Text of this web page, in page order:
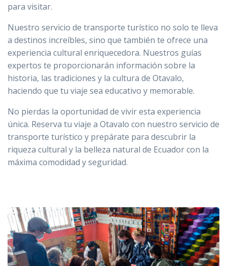
para visitar.
Nuestro servicio de transporte turístico no solo te lleva
a destinos increíbles, sino que también te ofrece una
experiencia cultural enriquecedora. Nuestros guías
expertos te proporcionarán información sobre la
historia, las tradiciones y la cultura de Otavalo,
haciendo que tu viaje sea educativo y memorable.
No pierdas la oportunidad de vivir esta experiencia
única. Reserva tu viaje a Otavalo con nuestro servicio de
transporte turístico y prepárate para descubrir la
riqueza cultural y la belleza natural de Ecuador con la
máxima comodidad y seguridad.